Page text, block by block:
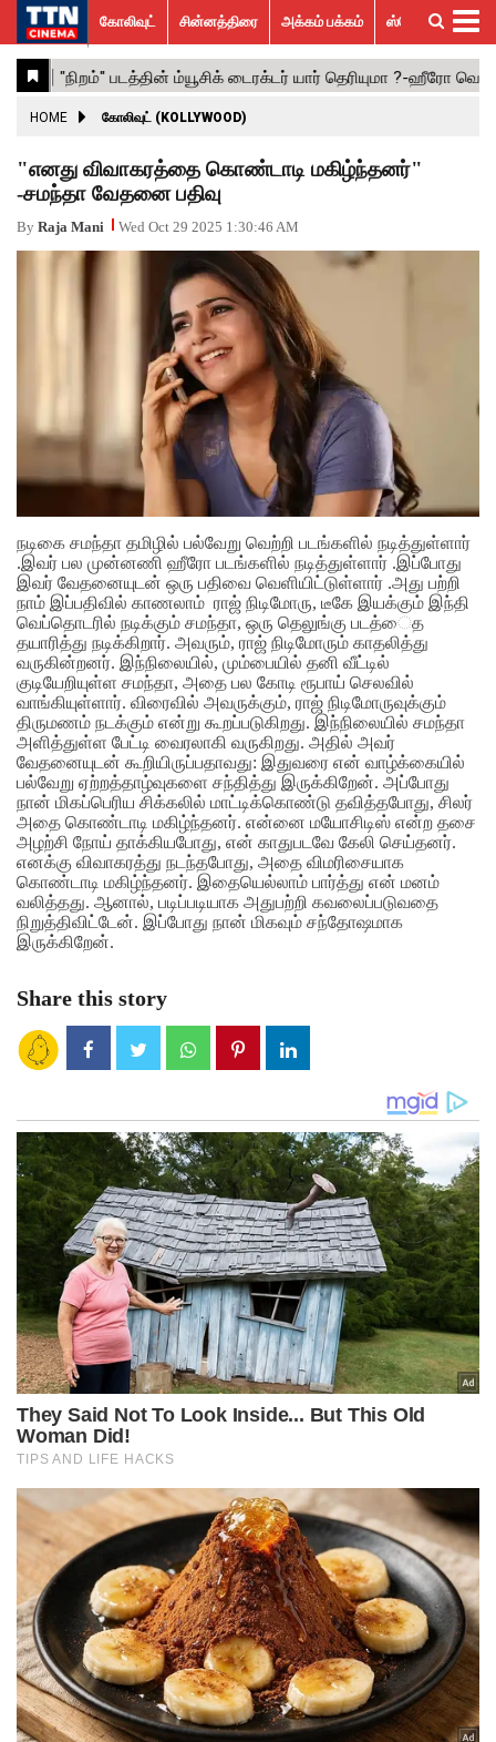
கோலிவுட்
சின்னத்திரை
பாலிவுட்
ஹாலிவுட்
அக்கம்
பக்கம்
ஸ்பெஷல்
ஸ்டோரீஸ்
விமர்சனம்
GALLERY
ACTRESS
ACTORS
MOVIESTILLS
EVENTS
VIDEOS
What’s
Hot
Trending
News
கோலிவுட் சின்னத்திரை அக்கம் பக்கம் ஸ்பெஷல் ஸ்டோரீஸ்
HOME கோலிவுட் (KOLLYWOOD)
"எனது விவாகரத்தை கொண்டாடி மகிழ்ந்தனர்"
-சமந்தா வேதனை பதிவு
By Raja Mani Wed Oct 29 2025 1:30:46 AM
நடிகை சமந்தா தமிழில் பல்வேறு வெற்றி படங்களில் நடித்துள்ளார்
.இவர் பல முன்னணி ஹீரோ படங்களில் நடித்துள்ளார் .இப்போது
இவர் வேதனையுடன் ஒரு பதிவை வெளியிட்டுள்ளார் .அது பற்றி
நாம் இப்பதிவில் காணலாம் ராஜ் நிடிமோரு, டீகே இயக்கும் இந்தி
வெப்தொடரில் நடிக்கும் சமந்தா, ஒரு தெலுங்கு படத்ைத
தயாரித்து நடிக்கிறார். அவரும், ராஜ் நிடிமோரும் காதலித்து
வருகின்றனர். இந்நிலையில், மும்பையில் தனி வீட்டில்
குடியேறியுள்ள சமந்தா, அதை பல கோடி ரூபாய் செலவில்
வாங்கியுள்ளார். விரைவில் அவருக்கும், ராஜ் நிடிமோருவுக்கும்
திருமணம் நடக்கும் என்று கூறப்படுகிறது. இந்நிலையில் சமந்தா
அளித்துள்ள பேட்டி வைரலாகி வருகிறது. அதில் அவர்
வேதனையுடன் கூறியிருப்பதாவது: இதுவரை என் வாழ்க்கையில்
பல்வேறு ஏற்றத்தாழ்வுகளை சந்தித்து இருக்கிறேன். அப்போது
நான் மிகப்பெரிய சிக்கலில் மாட்டிக்கொண்டு தவித்தபோது, சிலர்
அதை கொண்டாடி மகிழ்ந்தனர். என்னை மயோசிடிஸ் என்ற தசை
அழற்சி நோய் தாக்கியபோது, என் காதுபடவே கேலி செய்தனர்.
எனக்கு விவாகரத்து நடந்தபோது, அதை விமரிசையாக
கொண்டாடி மகிழ்ந்தனர். இதையெல்லாம் பார்த்து என் மனம்
வலித்தது. ஆனால், படிப்படியாக அதுபற்றி கவலைப்படுவதை
நிறுத்திவிட்டேன். இப்போது நான் மிகவும் சந்தோஷமாக
இருக்கிறேன்.
Share this story